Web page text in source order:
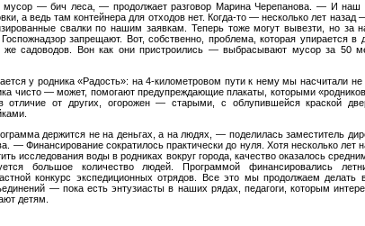
— бич леса, — продолжает разговор Марина Черепанова. — И наш
а ведь там контейнера для отходов нет. Когда-то — несколько лет
свалки по нашим заявкам. Теперь тоже могут вывезти, но
запрещают. Вот, собственно, проблема, которая упирается
же садоводов. Вон как они пристроились — выбрасывают мусор за 50
у родника «Радость»: на 4-километровом пути к нему мы насчитали
чисто — может, помогают предупреждающие плакаты, которыми
отличие от других, огорожен — старыми, с облупившейся краской
держится не на деньгах, а на людях, — поделилась заместитель
— Финансирование сократилось практически до нуля. Хотя несколько лет
исследования воды в родниках вокруг города, качество оказалось
большое количество людей. Программой финансировались
конкурс экспедиционных отрядов. Все это мы продолжаем делать
— пока есть энтузиасты в наших рядах, педагоги, которым
детям.